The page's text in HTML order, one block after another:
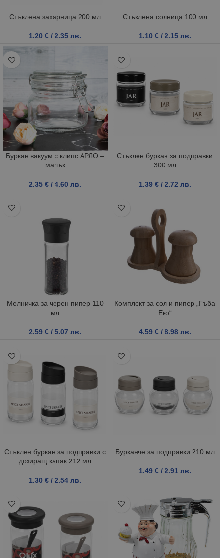
Стъклена захарница 200 мл
1.20€ / 2.35 лв.
Стъклена солница 100 мл
1.10 € / 2.15 лв.
Буркан вакуум с клипс АРЛО –
малък
2.35€ / 4.60 лв.
Стъклен буркан за подправки
300 мл
1.39 € / 2.72 лв.
Мелничка за черен пипер 110
мл
2.59€ / 5.07 лв.
Комплект за сол и пипер „Гъба
Еко“
4.59 € / 8.98 лв.
Стъклен буркан за подправки с
дозиращ капак 212 мл
1.30€ / 2.54 лв.
Бурканче за подправки 210 мл
1.49 € / 2.91 лв.